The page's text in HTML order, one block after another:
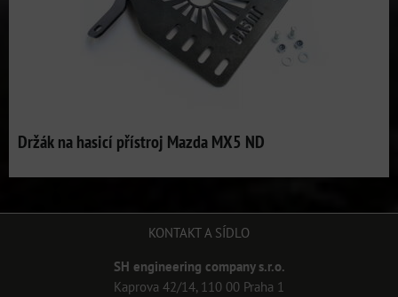
Držák na hasicí přístroj Mazda MX5 ND
KONTAKT A SÍDLO
SH engineering company s.r.o.
Kaprova 42/14, 110 00 Praha 1